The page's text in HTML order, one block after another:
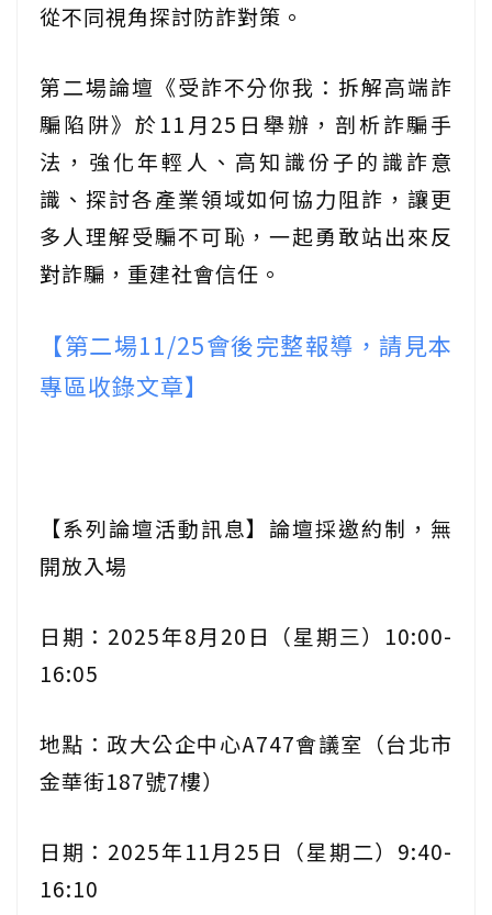
從不同視角探討防詐對策。
第二場論壇《受詐不分你我：拆解高端詐
騙陷阱》於11月25日舉辦，剖析詐騙手
法，強化年輕人、高知識份子的識詐意
識、探討各產業領域如何協力阻詐，讓更
多人理解受騙不可恥，一起勇敢站出來反
對詐騙，重建社會信任。
【第二場11/25會後完整報導，請見本
專區收錄文章】
【系列論壇活動訊息】論壇採邀約制，無
開放入場
日期：2025年8月20日（星期三）10:00-
16:05
地點：政大公企中心A747會議室（台北市
金華街187號7樓）
日期：2025年11月25日（星期二）9:40-
16:10